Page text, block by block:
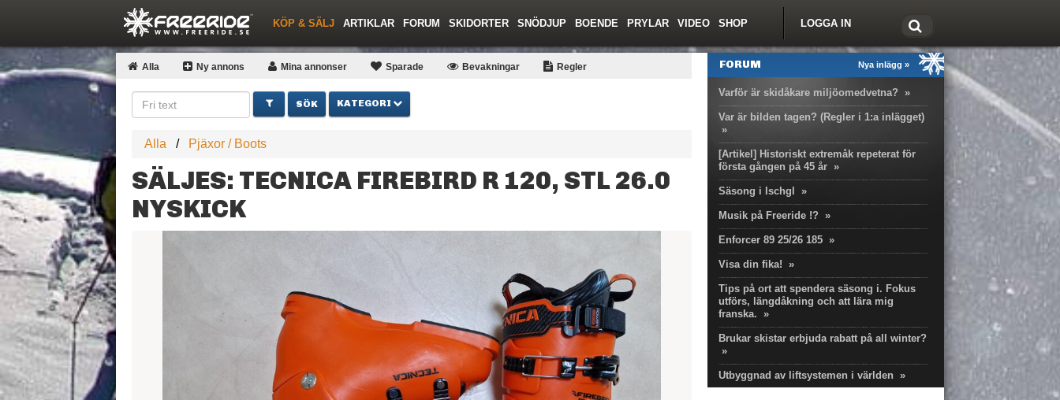
LOGGA IN
KÖP & SÄLJ ARTIKLAR
Nyheter Quiz Events
FORUM
Nya inlägg Forumlista
SKIDORTER
Snöfallstoppen Topplistor
SNÖDJUP BOENDE PRYLAR
Skidor Pjäxor
VIDEO
Årets Krasch
SHOP
Alla Ny annons Mina annonser Sparade Bevakningar Regler
KATEGORI
Alla Pjäxor / Boots
SÄLJES: TECNICA FIREBIRD R 120, STL 26.0
NYSKICK
Nya inlägg »
FORUM
Varför är skidåkare miljöomedvetna? »
Var är bilden tagen? (Regler i 1:a inlägget)
»
[Artikel] Historiskt extremåk repeterat för
första gången på 45 år »
Säsong i Ischgl »
Musik på Freeride !? »
Enforcer 89 25/26 185 »
Visa din fika! »
Tips på ort att spendera säsong i. Fokus
utförs, längdåkning och att lära mig
franska. »
Brukar skistar erbjuda rabatt på all winter?
»
Utbyggnad av liftsystemen i världen »